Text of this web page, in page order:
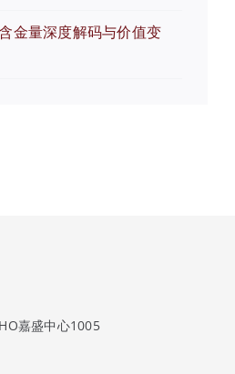
金量深度解码与价值变
嘉盛中心1005